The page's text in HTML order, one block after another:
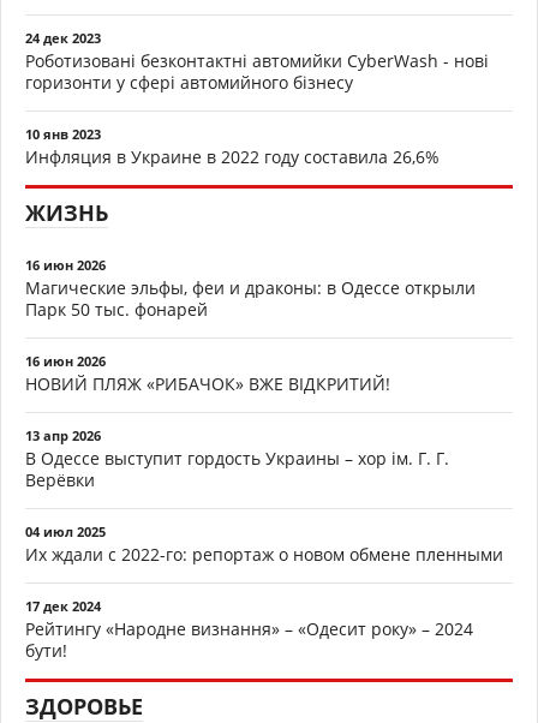
24 дек 2023
Роботизовані безконтактні автомийки CyberWash - нові
горизонти у сфері автомийного бізнесу
10 янв 2023
Инфляция в Украине в 2022 году составила 26,6%
ЖИЗНЬ
16 июн 2026
Магические эльфы, феи и драконы: в Одессе открыли
Парк 50 тыс. фонарей
16 июн 2026
НОВИЙ ПЛЯЖ «РИБАЧОК» ВЖЕ ВІДКРИТИЙ!
13 апр 2026
В Одессе выступит гордость Украины – хор ім. Г. Г.
Верёвки
04 июл 2025
Их ждали с 2022-го: репортаж о новом обмене пленными
17 дек 2024
Рейтингу «Народне визнання» – «Одесит року» – 2024
бути!
ЗДОРОВЬЕ